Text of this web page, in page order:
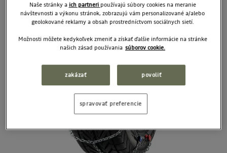
Naše stránky a ich partneri používajú súbory cookies na meranie
návštevnosti a výkonu stránok, zobrazujú vám personalizované a/alebo
geolokované reklamy a obsah prostredníctvom sociálnych sietí.
Možnosti môžete kedykoľvek zmeniť a získať ďalšie informácie na stránke
našich zásad používania súborov cookie.
zakázať povoliť
spravovať preferencie